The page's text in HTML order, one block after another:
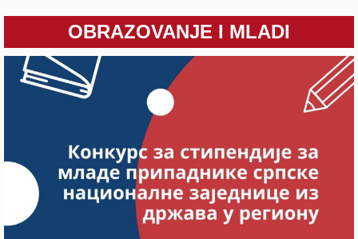
OBRAZOVANJE I MLADI